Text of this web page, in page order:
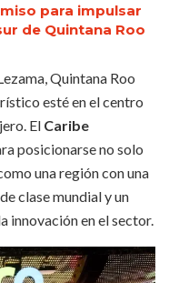
para impulsar
de Quintana Roo
Quintana Roo
esté en el centro
El Caribe
posicionarse no solo
una región con una
clase mundial y un
innovación en el sector.